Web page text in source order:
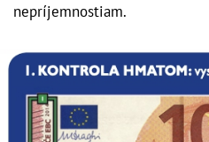
nepríjemnostiam.